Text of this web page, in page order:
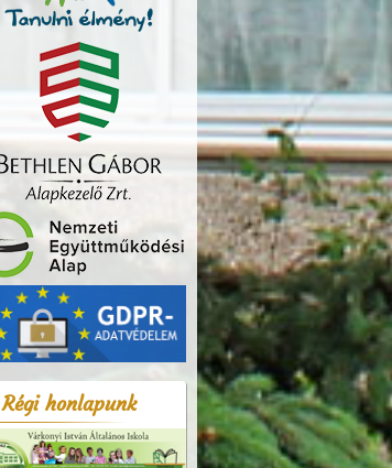
Régi honlapunk